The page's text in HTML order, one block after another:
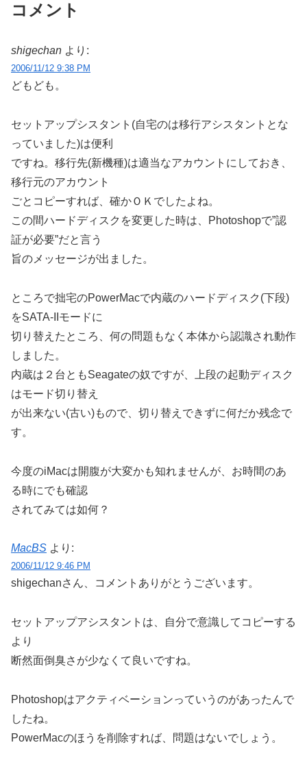
コメント
shigechan より:
2006/11/12 9:38 PM
どもども。
セットアップシスタント(自宅のは移行アシスタントとな
っていました)は便利
ですね。移行先(新機種)は適当なアカウントにしておき、
移行元のアカウント
ごとコピーすれば、確かＯＫでしたよね。
この間ハードディスクを変更した時は、Photoshopで”認
証が必要”だと言う
旨のメッセージが出ました。
ところで拙宅のPowerMacで内蔵のハードディスク(下段)
をSATA-IIモードに
切り替えたところ、何の問題もなく本体から認識され動作
しました。
内蔵は２台ともSeagateの奴ですが、上段の起動ディスク
はモード切り替え
が出来ない(古い)もので、切り替えできずに何だか残念で
す。
今度のiMacは開腹が大変かも知れませんが、お時間のあ
る時にでも確認
されてみては如何？
MacBS より:
2006/11/12 9:46 PM
shigechanさん、コメントありがとうございます。
セットアップアシスタントは、自分で意識してコピーする
より
断然面倒臭さが少なくて良いですね。
Photoshopはアクティベーションっていうのがあったんで
したね。
PowerMacのほうを削除すれば、問題はないでしょう。